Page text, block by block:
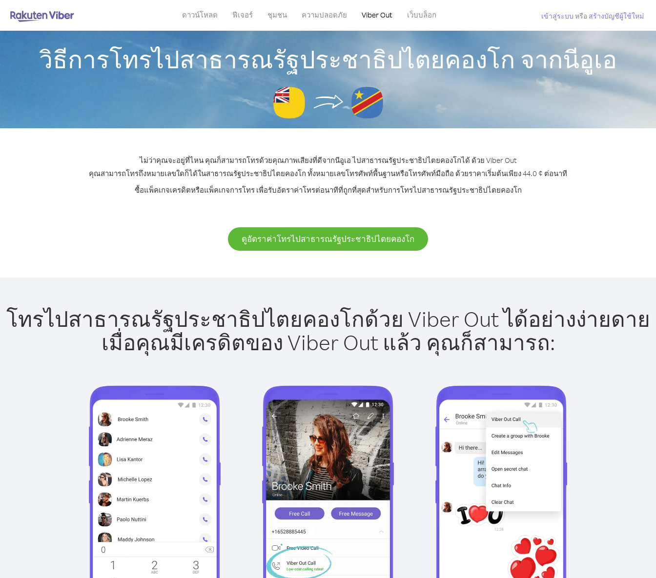
ดาวน์โหลด ฟีเจอร์ ชุมชน ความปลอดภัย Viber Out เว็บบล็อก เข้าสู่ระบบ หรือ สร้างบัญชีผู้ใช้ใหม่
วิธีการโทรไปสาธารณรัฐประชาธิปไตยคองโก จากนีอูเอ
ไม่ว่าคุณจะอยู่ที่ไหน คุณก็สามารถโทรด้วยคุณภาพเสียงที่ดีจากนีอูเอ ไปสาธารณรัฐประชาธิปไตยคองโกได้ ด้วย Viber Out
คุณสามารถโทรถึงหมายเลขใดก็ได้ในสาธารณรัฐประชาธิปไตยคองโก ทั้งหมายเลขโทรศัพท์พื้นฐานหรือโทรศัพท์มือถือ ด้วยราคาเริ่มต้นเพียง 44.0 ¢ ต่อนาที
ซื้อแพ็คเกจเครดิตหรือแพ็คเกจการโทร เพื่อรับอัตราค่าโทรต่อนาทีที่ถูกที่สุดสำหรับการโทรไปสาธารณรัฐประชาธิปไตยคองโก
ดูอัตราค่าโทรไปสาธารณรัฐประชาธิปไตยคองโก
โทรไปสาธารณรัฐประชาธิปไตยคองโกด้วย Viber Out ได้อย่างง่ายดาย
เมื่อคุณมีเครดิตของ Viber Out แล้ว คุณก็สามารถ: